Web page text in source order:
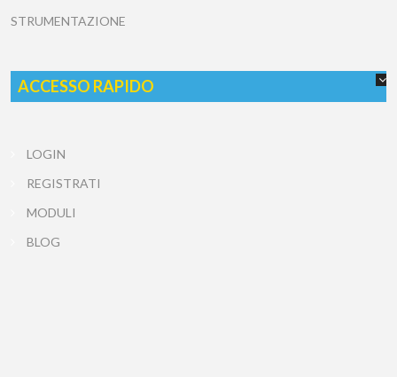
STRUMENTAZIONE
ACCESSO RAPIDO
LOGIN
REGISTRATI
MODULI
BLOG